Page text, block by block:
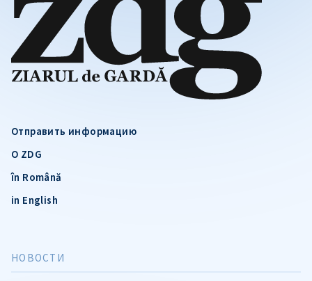
Отправить информацию
О ZDG
în Română
in English
НОВОСТИ